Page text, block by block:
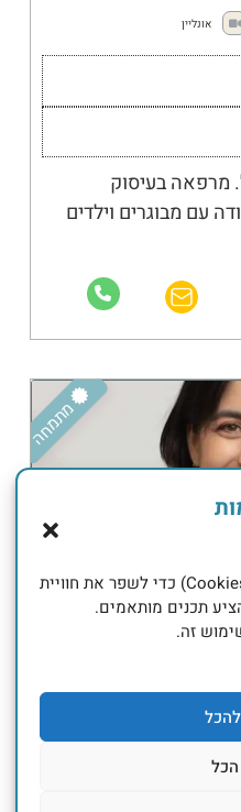
אנו משתמשים בקובצי עוגיות (Cookies) כדי לשפר את חוויית
תכנים מותאמים.
זה.
הכל
אונליין
מרפאה בעיסוק
עם מבוגרים וילדים
מתמחה